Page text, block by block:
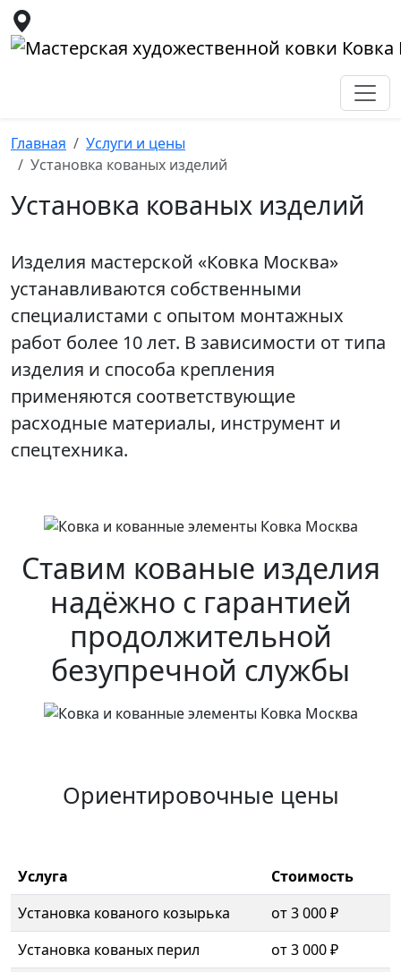
Главная
Услуги и цены
Установка кованых изделий
Установка кованых изделий
Изделия мастерской «Ковка Москва»
устанавливаются собственными
специалистами с опытом монтажных
работ более 10 лет. В зависимости от типа
изделия и способа крепления
применяются соответствующие
расходные материалы, инструмент и
спецтехника.
Ставим кованые изделия
надёжно с гарантией
продолжительной
безупречной службы
Ориентировочные цены
Услуга
Стоимость
Установка кованого козырька
от 3 000 ₽
Установка кованых перил
от 3 000 ₽